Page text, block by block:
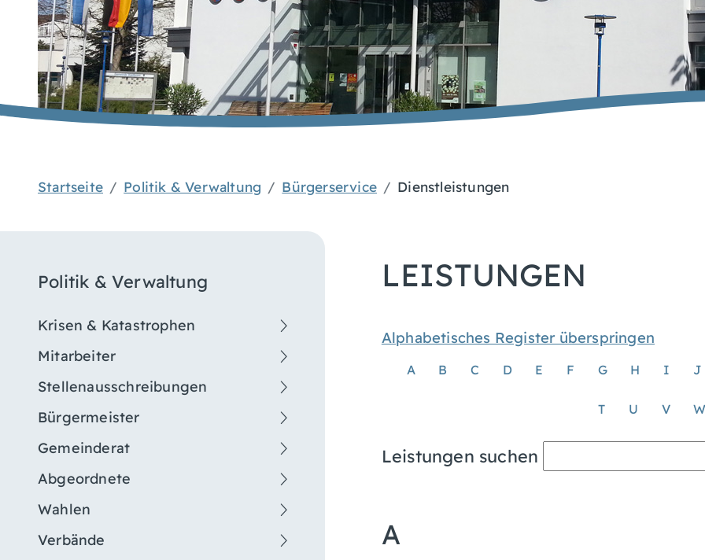
Startseite Politik & Verwaltung Bürgerservice Dienstleistungen
Politik & Verwaltung
Krisen & Katastrophen
Mitarbeiter
Stellenausschreibungen
Bürgermeister
Gemeinderat
Abgeordnete
Wahlen
Verbände
LEISTUNGEN
Alphabetisches Register überspringen
A B C D E F G H I J
T U V W
Leistungen suchen
A